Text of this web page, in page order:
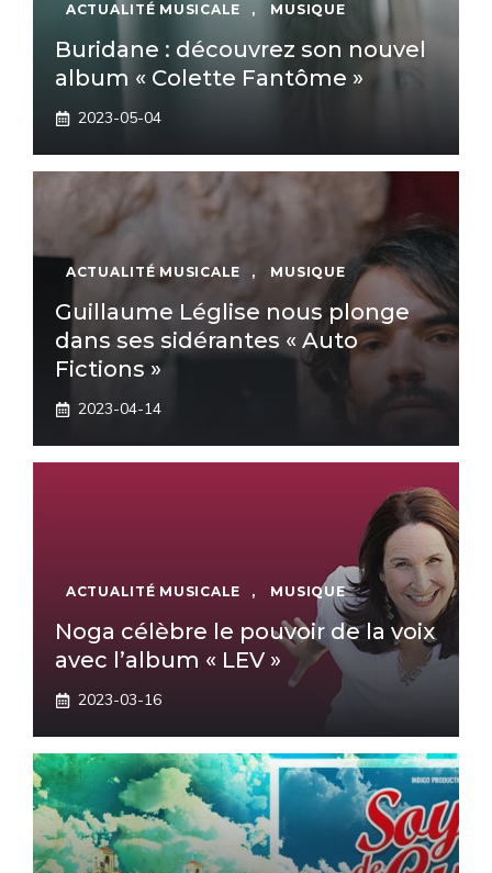
ACTUALITÉ MUSICALE , MUSIQUE
Buridane : découvrez son nouvel
album « Colette Fantôme »
2023-05-04
ACTUALITÉ MUSICALE , MUSIQUE
Guillaume Léglise nous plonge
dans ses sidérantes « Auto
Fictions »
2023-04-14
ACTUALITÉ MUSICALE , MUSIQUE
Noga célèbre le pouvoir de la voix
avec l’album « LEV »
2023-03-16